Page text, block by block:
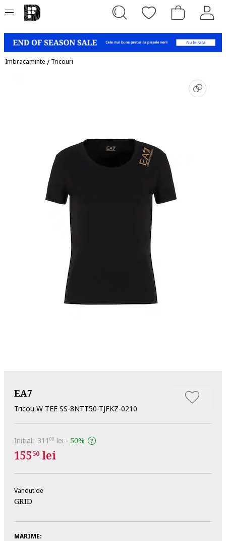
Imbracaminte / Tricouri
EA7
Tricou W TEE SS-8NTT50-TJFKZ-0210
Initial: 311 00 lei - 50%
15550 lei
Vandut de
GRID
MARIME: